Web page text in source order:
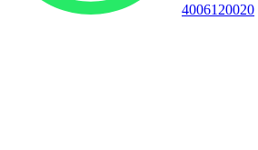
4006120020